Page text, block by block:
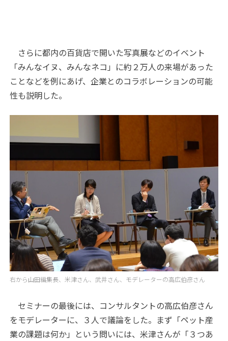
さらに都内の百貨店で開いた写真展などのイベント
「みんなイヌ、みんなネコ」に約２万人の来場があった
ことなどを例にあげ、企業とのコラボレーションの可能
性も説明した。
右から山田編集長、米津さん、武井さん、モデレーターの高広伯彦さん
セミナーの最後には、コンサルタントの高広伯彦さん
をモデレーターに、３人で議論をした。まず「ペット産
業の課題は何か」という問いには、米津さんが「３つあ